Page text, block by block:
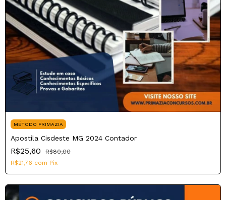
MÉTODO PRIMAZIA
Apostila Cisdeste MG 2024 Contador
R$25,60
R$80,00
R$21,76 com Pix